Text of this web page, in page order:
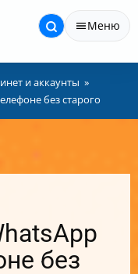
Меню
и аккаунты
без старого
без